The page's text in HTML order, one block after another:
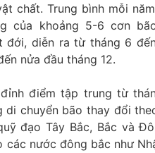
chất. Trung bình mỗi
của khoảng 5-6 cơn
đới, diễn ra từ tháng 6
nửa đầu tháng 12.
điểm tập trung từ
di chuyển bão thay đổi
đạo Tây Bắc, Bắc và
các nước đông bắc như